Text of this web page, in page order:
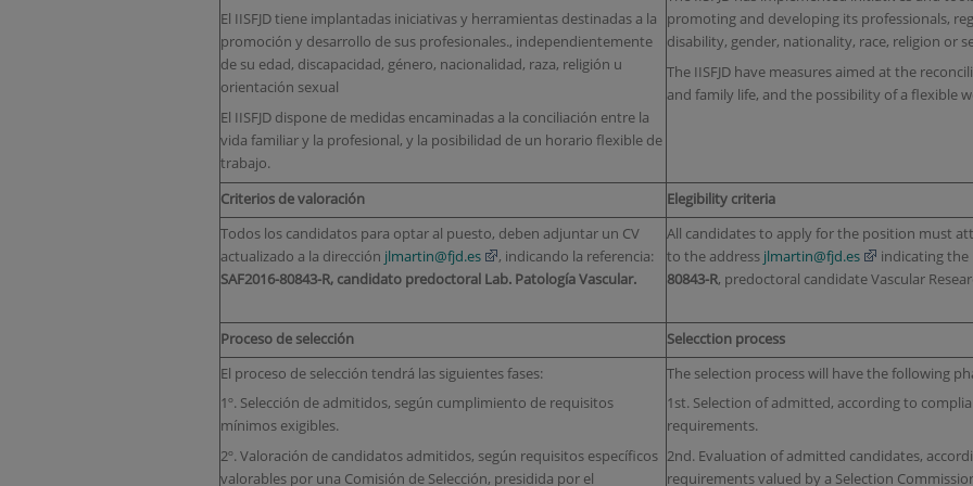
El IISFJD tiene implantadas iniciativas y herramientas destinadas a la
promoción y desarrollo de sus profesionales., independientemente
de su edad, discapacidad, género, nacionalidad, raza, religión u
orientación sexual
El IISFJD dispone de medidas encaminadas a la conciliación entre la
vida familiar y la profesional, y la posibilidad de un horario flexible de
trabajo.
promoting and developing its professionals,
disability, gender, nationality, race, religion or
The IISFJD have measures aimed at the
and family life, and the possibility of a flexible
Criterios de valoración
Elegibility criteria
Todos los candidatos para optar al puesto, deben adjuntar un CV
actualizado a la dirección jlmartin@fjd.es
, indicando la referencia:
SAF2016-80843-R, candidato predoctoral Lab. Patología Vascular.
All candidates to apply for the position must
to the address jlmartin@fjd.es
indicating
80843-R, predoctoral candidate Vascular
Proceso de selección
Selecction process
El proceso de selección tendrá las siguientes fases:
1º. Selección de admitidos, según cumplimiento de requisitos
mínimos exigibles.
2º. Valoración de candidatos admitidos, según requisitos específicos
valorables por una Comisión de Selección, presidida por el
The selection process will have the following
1st. Selection of admitted, according to
requirements.
2nd. Evaluation of admitted candidates,
requirements valued by a Selection